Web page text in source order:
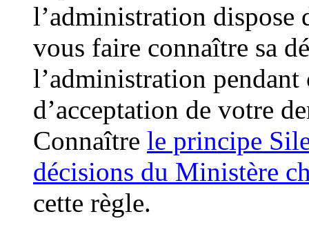
l’administration dispose
vous faire connaître sa
l’administration
d’acceptation de votre
Connaître le principe
décisions du Ministère
cette règle.